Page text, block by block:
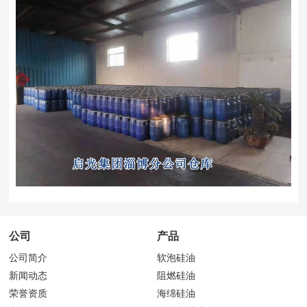
公司
公司简介
新闻动态
荣誉资质
产品
软泡硅油
阻燃硅油
海绵硅油